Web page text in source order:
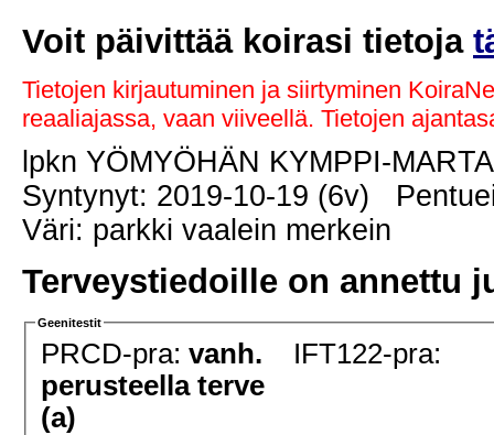
Voit päivittää koirasi tietoja
Tietojen kirjautuminen ja siirtyminen
reaaliajassa, vaan viiveellä. Tietojen
lpkn YÖMYÖHÄN KYMPPI-
Syntynyt: 2019-10-19 (6v)
Väri: parkki vaalein merkein
Terveystiedoille on annettu
Geenitestit
PRCD-pra:vanh.
perusteella terve
(a)
IFT122-pra: